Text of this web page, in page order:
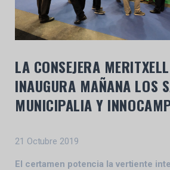
LA CONSEJERA
INAUGURA MAÑANA LOS
MUNICIPALIA Y
21 Octubre 2019
El certamen potencia la vertiente